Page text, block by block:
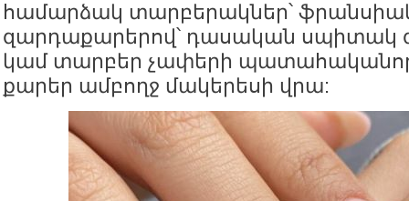
համարձակ տարբերակներ՝
զարդաքարերով՝ դասական սպիտակ
կամ տարբեր չափերի
քարեր ամբողջ մակերեսի վրա: